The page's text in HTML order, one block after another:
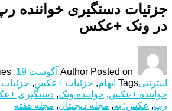
جزئیات دستگیری خواننده
در ونک +عکس
Author Posted on آگوست 19, 2017
اینترنتیTags اتهام, جزئیات +عکس, جزئیات
خواننده +عکس, خواننده ونک, دستگیری
رپ, عکس: به, مجله دیجیتال, مجله هفته